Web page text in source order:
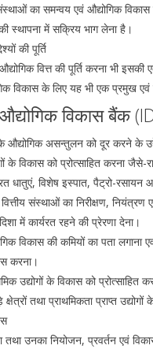
का समन्वय एवं औद्योगिक
स्थापना में सक्रिय भाग लेना है।
की पूर्ति
वित्त की पूर्ति करना भी इसकी
विकास के लिए यह भी एक प्रमुख
विकास बैंक
औद्योगिक असन्तुलन को दूर करने के
के विकास को प्रोत्साहित करना जैसे-
धातुएं, विशेष इस्पात, पैट्रो-रसायन
संस्थाओं का निरीक्षण,
में कार्यरत रहने की प्रेरणा देना।
विकास की कमियों का पता लगाना
करना।
उद्योगों के विकास को प्रोत्साहित
क्षेत्रों तथा प्राथमिकता प्राप्त
तथा उनका नियोजन, प्रवर्तन एवं